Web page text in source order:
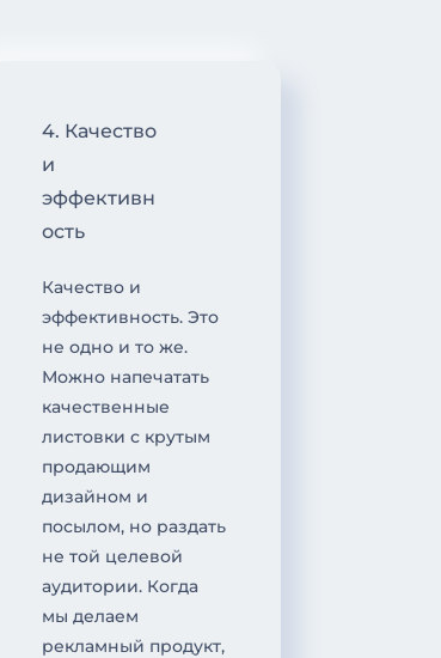
4. Качество
и
эффективн
ость
Качество и
эффективность. Это
не одно и то же.
Можно напечатать
качественные
листовки с крутым
продающим
дизайном и
посылом, но раздать
не той целевой
аудитории. Когда
мы делаем
рекламный продукт,